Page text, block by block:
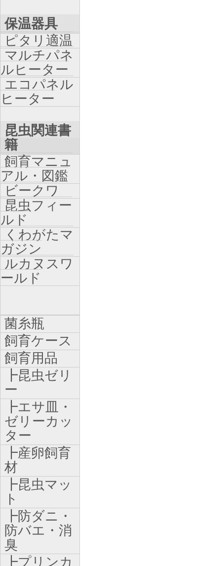
保温器具
ピタリ適温
マルチパネ
ルヒーター
エコパネル
ヒーター
昆虫関連書
籍
飼育マニュ
アル・図鑑
ビークワ
昆虫フィー
ルド
くわがたマ
ガジン
ルカヌスワ
ールド
菌糸瓶
飼育ケース
飼育用品
┣昆虫ゼリ
ー
┣エサ皿・
ゼリーカッ
ター
┣産卵飼育
材
┣昆虫マッ
ト
┣防ダニ・
防バエ・消
臭
┣プリンカ